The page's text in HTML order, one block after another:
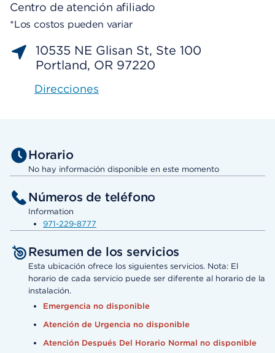
Centro de atención afiliado
*Los costos pueden variar
10535 NE Glisan St, Ste 100
Portland, OR 97220
Direcciones
Horario
No hay información disponible en este momento
Números de teléfono
Information
971-229-8777
Resumen de los servicios
Esta ubicación ofrece los siguientes servicios. Nota: El
horario de cada servicio puede ser diferente al horario de la
instalación.
Emergencia no disponible
Atención de Urgencia no disponible
Atención Después Del Horario Normal no disponible